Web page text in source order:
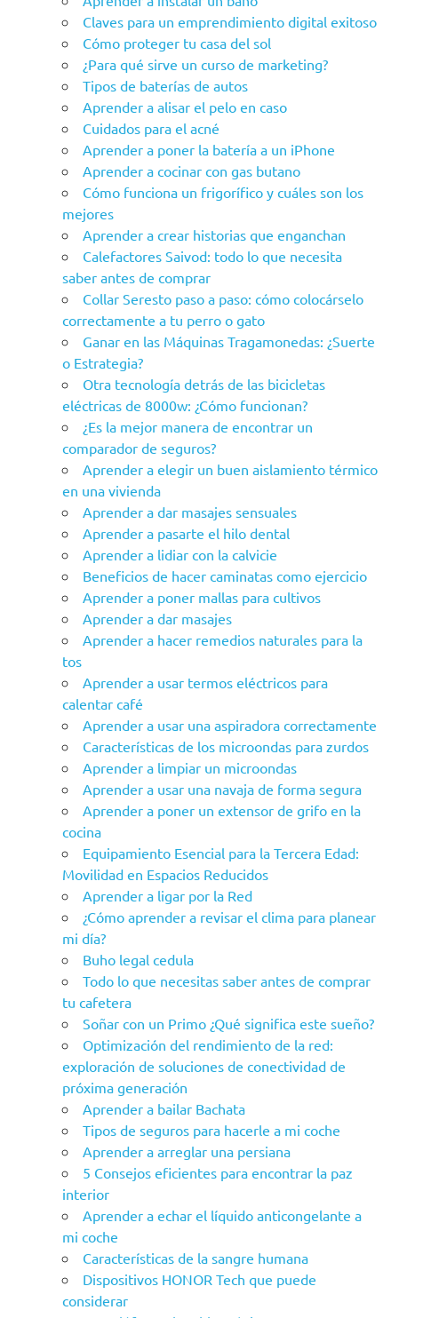
Claves para un emprendimiento digital exitoso
Cómo proteger tu casa del sol
¿Para qué sirve un curso de marketing?
Tipos de baterías de autos
Aprender a alisar el pelo en caso
Cuidados para el acné
Aprender a poner la batería a un iPhone
Aprender a cocinar con gas butano
Cómo funciona un frigorífico y cuáles son los
mejores
Aprender a crear historias que enganchan
Calefactores Saivod: todo lo que necesita
saber antes de comprar
Collar Seresto paso a paso: cómo colocárselo
correctamente a tu perro o gato
Ganar en las Máquinas Tragamonedas: ¿Suerte
o Estrategia?
Otra tecnología detrás de las bicicletas
eléctricas de 8000w: ¿Cómo funcionan?
¿Es la mejor manera de encontrar un
comparador de seguros?
Aprender a elegir un buen aislamiento térmico
en una vivienda
Aprender a dar masajes sensuales
Aprender a pasarte el hilo dental
Aprender a lidiar con la calvicie
Beneficios de hacer caminatas como ejercicio
Aprender a poner mallas para cultivos
Aprender a dar masajes
Aprender a hacer remedios naturales para la
tos
Aprender a usar termos eléctricos para
calentar café
Aprender a usar una aspiradora correctamente
Características de los microondas para zurdos
Aprender a limpiar un microondas
Aprender a usar una navaja de forma segura
Aprender a poner un extensor de grifo en la
cocina
Equipamiento Esencial para la Tercera Edad:
Movilidad en Espacios Reducidos
Aprender a ligar por la Red
¿Cómo aprender a revisar el clima para planear
mi día?
Buho legal cedula
Todo lo que necesitas saber antes de comprar
tu cafetera
Soñar con un Primo ¿Qué significa este sueño?
Optimización del rendimiento de la red:
exploración de soluciones de conectividad de
próxima generación
Aprender a bailar Bachata
Tipos de seguros para hacerle a mi coche
Aprender a arreglar una persiana
5 Consejos eficientes para encontrar la paz
interior
Aprender a echar el líquido anticongelante a
mi coche
Características de la sangre humana
Dispositivos HONOR Tech que puede
considerar